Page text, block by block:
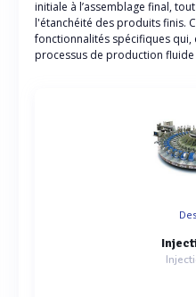
initiale à l’assemblage final,
l'étanchéité des produits finis.
fonctionnalités spécifiques qui,
processus de production